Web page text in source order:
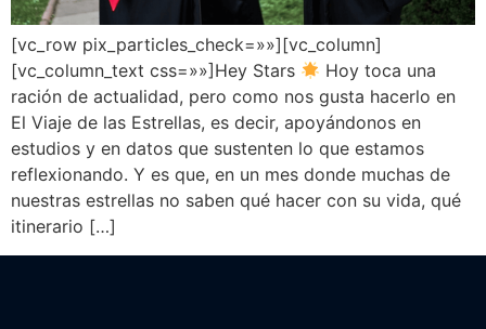
[vc_row pix_particles_check=»»][vc_column]
[vc_column_text css=»»]Hey Stars
Hoy toca una
ración de actualidad, pero como nos gusta hacerlo en
El Viaje de las Estrellas, es decir, apoyándonos en
estudios y en datos que sustenten lo que estamos
reflexionando. Y es que, en un mes donde muchas de
nuestras estrellas no saben qué hacer con su vida, qué
itinerario […]